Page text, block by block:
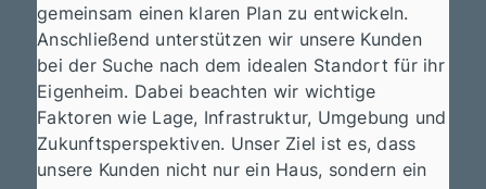
gemeinsam einen klaren Plan zu entwickeln.
Anschließend unterstützen wir unsere Kunden
bei der Suche nach dem idealen Standort für ihr
Eigenheim. Dabei beachten wir wichtige
Faktoren wie Lage, Infrastruktur, Umgebung und
Zukunftsperspektiven. Unser Ziel ist es, dass
unsere Kunden nicht nur ein Haus, sondern ein